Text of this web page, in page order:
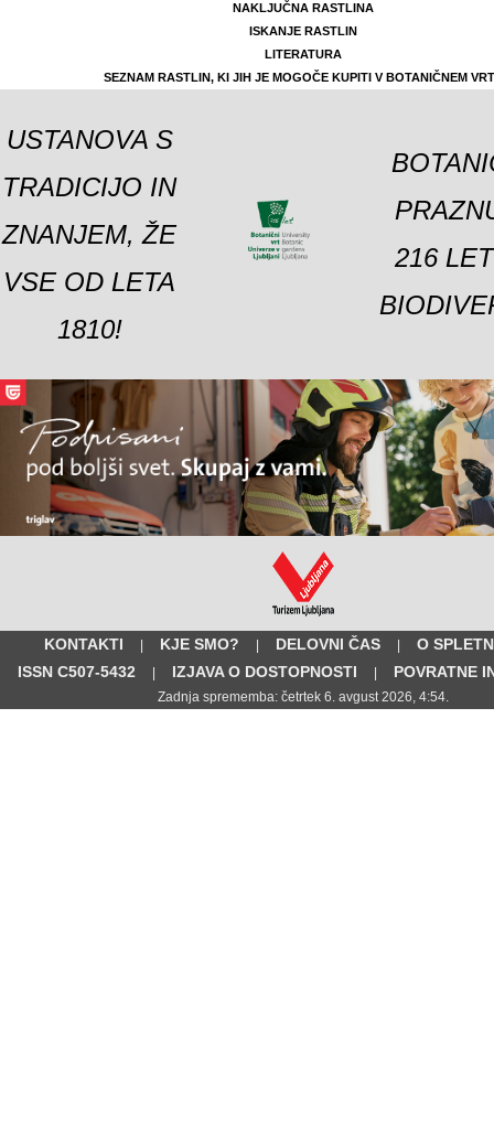
NAKLJUČNA RASTLINA
ISKANJE RASTLIN
LITERATURA
SEZNAM RASTLIN, KI JIH JE MOGOČE KUPITI V BOTANIČNEM
USTANOVA S
TRADICIJO IN
ZNANJEM, ŽE
VSE OD LETA
1810!
216
KONTAKTI | KJE SMO? | DELOVNI ČAS |
O
ISSN C507-5432
| IZJAVA O DOSTOPNOSTI | POVRATNE
Zadnja sprememba: četrtek 6. avgust 2026, 4:54.